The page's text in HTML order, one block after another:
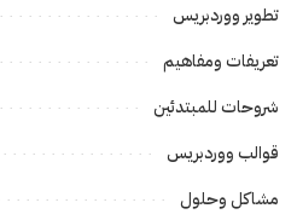
تطوير ووردبريس
تعريفات ومفاهيم
شروحات للمبتدئين
قوالب ووردبريس
مشاكل وحلول